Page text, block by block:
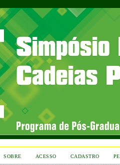
SOBRE ACESSO CADASTRO